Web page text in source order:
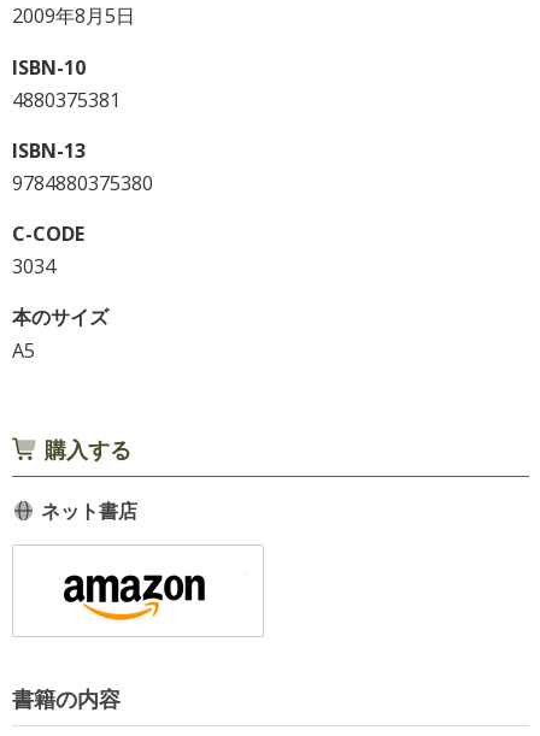
2009年8月5日
ISBN-10
4880375381
ISBN-13
9784880375380
C-CODE
3034
本のサイズ
A5
購入する
ネット書店
書籍の内容